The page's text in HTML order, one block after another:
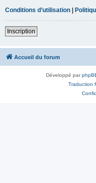
Conditions d’utilisation |
Inscription
Accueil du forum
Développé par
Traduction